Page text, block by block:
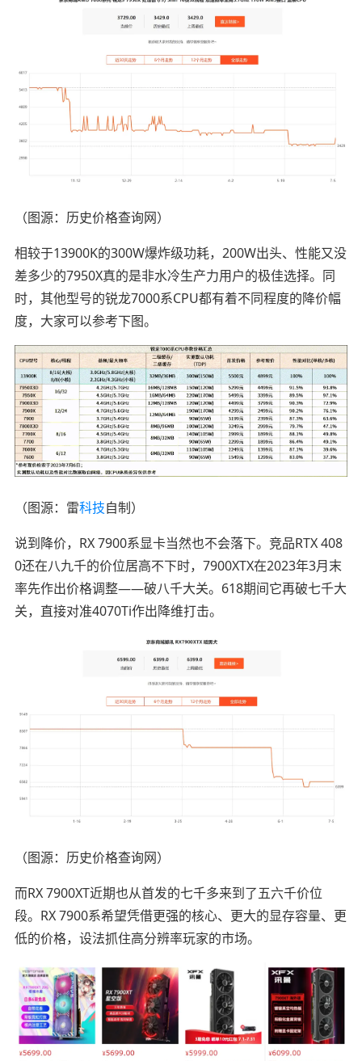
（图源：历史价格查询网）
相较于13900K的300W爆炸级功耗，200W出头、性能又没
差多少的7950X真的是非水冷生产力用户的极佳选择。同
时，其他型号的锐龙7000系CPU都有着不同程度的降价幅
度，大家可以参考下图。
（图源：雷科技自制）
说到降价，RX 7900系显卡当然也不会落下。竞品RTX 408
0还在八九千的价位居高不下时，7900XTX在2023年3月末
率先作出价格调整——破八千大关。618期间它再破七千大
关，直接对准4070Ti作出降维打击。
（图源：历史价格查询网）
而RX 7900XT近期也从首发的七千多来到了五六千价位
段。RX 7900系希望凭借更强的核心、更大的显存容量、更
低的价格，设法抓住高分辨率玩家的市场。